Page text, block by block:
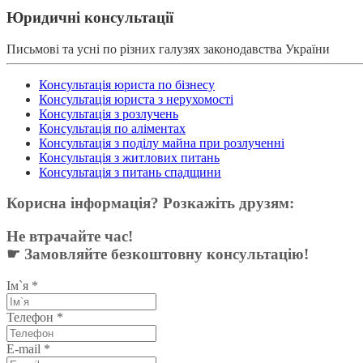
Юридичні консультації
Письмові та усні по різних галузях законодавства України
Консультація юриста по бізнесу
Консультація юриста з нерухомості
Консультація з розлучень
Консультація по аліментах
Консультація з поділу майна при розлученні
Консультація з житлових питань
Консультація з питань спадщини
Корисна інформація? Розкажіть друзям:
Не втрачайте час!
☛ Замовляйте безкоштовну консультацію!
Ім`я *
Телефон *
E-mail *